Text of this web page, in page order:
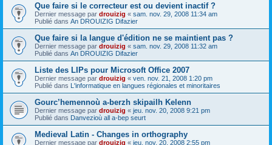
Que faire si le correcteur est ou devient inactif ?
Dernier message par drouizig « sam. nov. 29, 2008 11:34 am
Publié dans An DROUIZIG Difazier
Que faire si la langue d'édition ne se maintient pas ?
Dernier message par drouizig « sam. nov. 29, 2008 11:32 am
Publié dans An DROUIZIG Difazier
Liste des LIPs pour Microsoft Office 2007
Dernier message par drouizig « ven. nov. 21, 2008 1:20 pm
Publié dans L'informatique en langues régionales et minoritaires
Gourc’hemennoù a-berzh skipailh Kelenn
Dernier message par drouizig « jeu. nov. 20, 2008 9:21 pm
Publié dans Danvezioù all a-bep seurt
Medieval Latin - Changes in orthography
Dernier message par drouizig « jeu. nov. 20, 2008 2:55 pm